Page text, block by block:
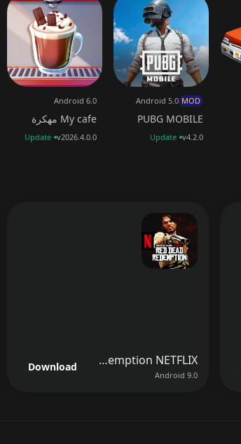
PUBG MOBILE
MOD
Android 5.0
v4.2.0
Update
My cafe مهكرة
Android 6.0
v2026.4.0.0
Update
Red Dead Redemption NETFLIX
Android 9.0
Download